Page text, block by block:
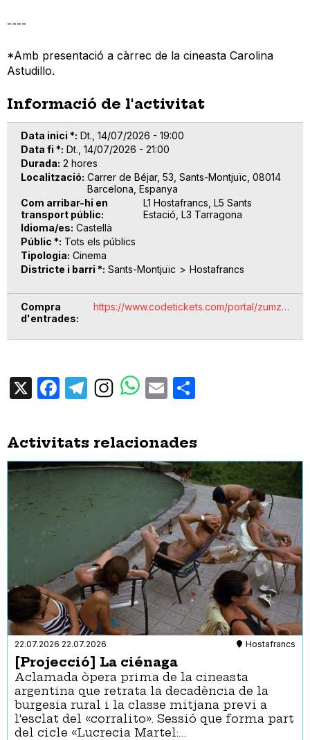
----
*Amb presentació a càrrec de la cineasta Carolina
Astudillo.
Informació de l'activitat
Data inici * Dt., 14/07/2026 - 19:00
Data fi * Dt., 14/07/2026 - 21:00
Durada 2 hores
Localització Carrer de Béjar, 53, Sants-Montjuïc, 08014
Barcelona, Espanya
Com arribar-hi en
transport públic
L1 Hostafrancs, L5 Sants
Estació, L3 Tarragona
Idioma/es Castellà
Públic * Tots els públics
Tipologia Cinema
Districte i barri * Sants-Montjuïc Hostafrancs
Compra
d'entrades
https://www.codetickets.com/portal/zumz…
X Facebook
TelegramEmail
Activitats relacionades
22.07.2026 22.07.2026 Hostafrancs
[Projecció] La ciénaga
Aclamada òpera prima de la cineasta
argentina que retrata la decadència de la
burgesia rural i la classe mitjana previ a
l'esclat del «corralito». Sessió que forma part
del cicle «Lucrecia Martel:…